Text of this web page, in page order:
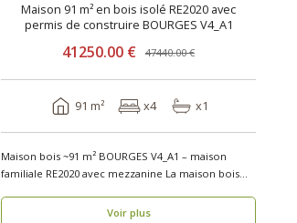
Maison 91 m² en bois isolé RE2020 avec
permis de construire BOURGES V4_A1
41250.00 € 47440.00 €
91 m² x4 x1
Maison bois ~91 m² BOURGES V4_A1 – maison
familiale RE2020 avec mezzanine La maison bois
Voir plus